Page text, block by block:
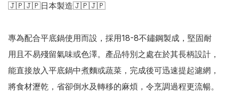
🇯🇵🇯🇵日本製造🇯🇵🇯🇵
專為配合平底鍋使用而設，採用18-8不鏽鋼製成，堅固耐
用且不易殘留氣味或色澤。產品特別之處在於其長柄設計，
能直接放入平底鍋中煮麵或蔬菜，完成後可迅速提起濾網，
將食材瀝乾，省卻倒水及轉移的麻煩，令烹調過程更流暢。